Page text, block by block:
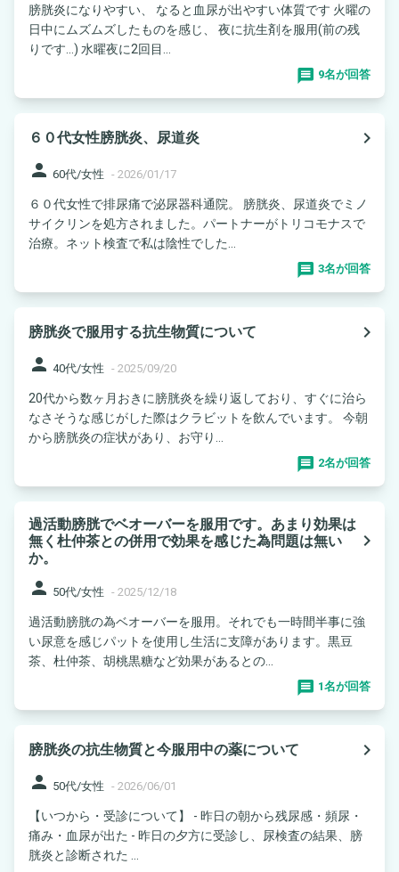
膀胱炎になりやすい、 なると血尿が出やすい体質です 火曜の
日中にムズムズしたものを感じ、 夜に抗生剤を服用(前の残
りです…) 水曜夜に2回目...
9名が回答
６０代女性膀胱炎、尿道炎
navigate_next
person 60代/女性 - 2026/01/17
６０代女性で排尿痛で泌尿器科通院。 膀胱炎、尿道炎でミノ
サイクリンを処方されました。パートナーがトリコモナスで
治療。ネット検査で私は陰性でした...
3名が回答
膀胱炎で服用する抗生物質について
navigate_next
person 40代/女性 - 2025/09/20
20代から数ヶ月おきに膀胱炎を繰り返しており、すぐに治ら
なさそうな感じがした際はクラビットを飲んでいます。 今朝
から膀胱炎の症状があり、お守り...
2名が回答
過活動膀胱でベオーバーを服用です。あまり効果は
無く杜仲茶との併用で効果を感じた為問題は無い
か。
navigate_next
person 50代/女性 - 2025/12/18
過活動膀胱の為ベオーバーを服用。それでも一時間半事に強
い尿意を感じパットを使用し生活に支障があります。黒豆
茶、杜仲茶、胡桃黒糖など効果があるとの...
1名が回答
膀胱炎の抗生物質と今服用中の薬について
navigate_next
person 50代/女性 - 2026/06/01
【いつから・受診について】 - 昨日の朝から残尿感・頻尿・
痛み・血尿が出た - 昨日の夕方に受診し、尿検査の結果、膀